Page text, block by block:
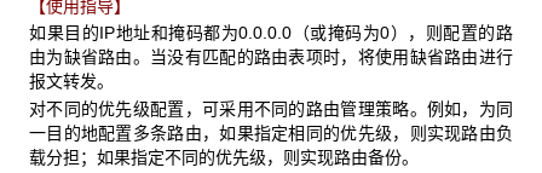
【使用指导】
如果目的IP地址和掩码都为0.0.0.0（或掩码为0），则配置的路
由为缺省路由。当没有匹配的路由表项时，将使用缺省路由进行
报文转发。
对不同的优先级配置，可采用不同的路由管理策略。例如，为同
一目的地配置多条路由，如果指定相同的优先级，则实现路由负
载分担；如果指定不同的优先级，则实现路由备份。